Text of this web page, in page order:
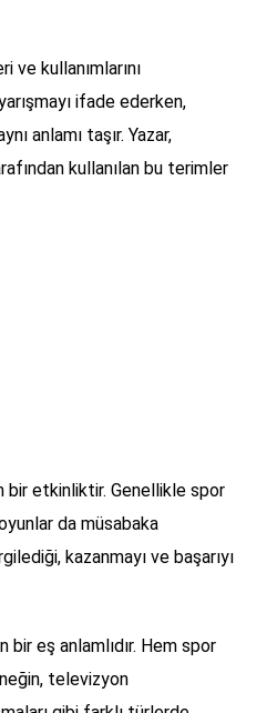
ve kullanımlarını
ifade ederken,
anlamı taşır. Yazar,
kullanılan bu terimler
bir etkinliktir. Genellikle spor
da müsabaka
kazanmayı ve başarıyı
bir eş anlamlıdır. Hem spor
televizyon